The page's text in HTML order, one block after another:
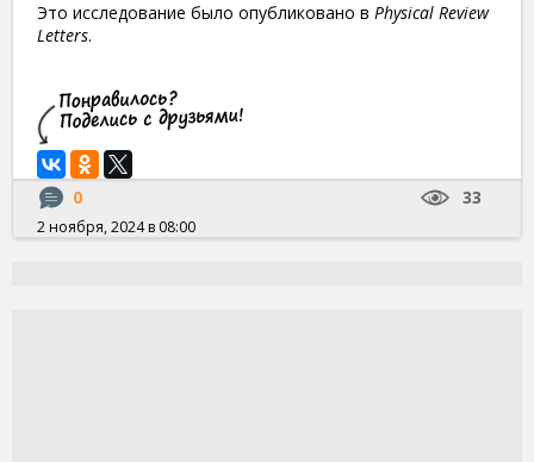
Это исследование было опубликовано в Physical Review
Letters.
0 33
2 ноября, 2024 в 08:00